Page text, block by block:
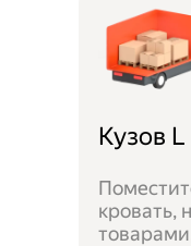
Кузов L
кровать,